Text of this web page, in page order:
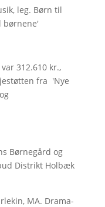
leg. Børn til
børnene'
312.610 kr.,
fra 'Nye
Børnegård og
Distrikt Holbæk
MA. Drama-